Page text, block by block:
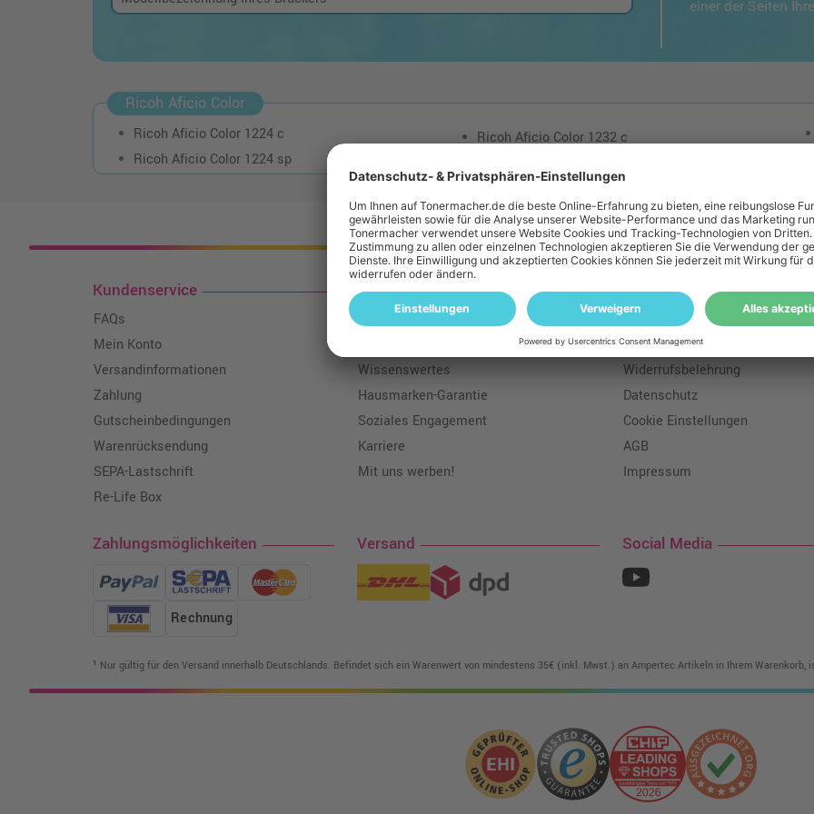
einer der Seiten
Ricoh Aficio Color
Ricoh Aficio Color 1224 c
Ricoh Aficio Color 1224 sp
Ricoh Aficio Color 1232 c
Kostenloser Versand: ab einem Ampertec Warenwert von 35€ liefern wir
Kundenservice
FAQs
Mein Konto
Versandinformationen
Zahlung
Gutscheinbedingungen
Warenrücksendung
SEPA-Lastschrift
Re-Life Box
Tonermacher
Wissenswertes
Hausmarken-Garantie
Soziales Engagement
Karriere
Mit uns werben!
Rechtliches
Geld-Zurück-Garantie
Batteriegesetz
Widerrufsbelehrung
Datenschutz
Cookie Einstellungen
AGB
Impressum
Zahlungsmöglichkeiten
Rechnung
Versand Social Media
¹ Nur gültig für den Versand innerhalb Deutschlands. Befindet sich ein Warenwert von mindestens 35€ (inkl. Mwst.) an Ampertec Artikeln in Ihrem Warenkorb,